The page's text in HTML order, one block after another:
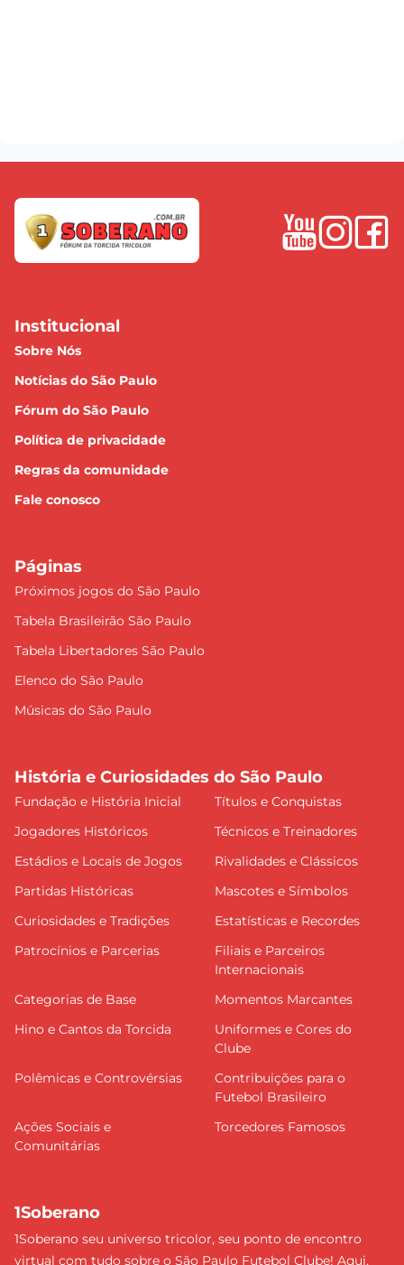
Institucional
Sobre Nós
Notícias do São Paulo
Fórum do São Paulo
Política de privacidade
Regras da comunidade
Fale conosco
Páginas
Próximos jogos do São Paulo
Tabela Brasileirão São Paulo
Tabela Libertadores São Paulo
Elenco do São Paulo
Músicas do São Paulo
História e Curiosidades do São Paulo
Fundação e História Inicial
Títulos e Conquistas
Jogadores Históricos
Técnicos e Treinadores
Estádios e Locais de Jogos
Rivalidades e Clássicos
Partidas Históricas
Mascotes e Símbolos
Curiosidades e Tradições
Estatísticas e Recordes
Patrocínios e Parcerias
Filiais e Parceiros
Internacionais
Categorias de Base
Momentos Marcantes
Hino e Cantos da Torcida
Uniformes e Cores do
Clube
Polêmicas e Controvérsias
Contribuições para o
Futebol Brasileiro
Ações Sociais e
Comunitárias
Torcedores Famosos
1Soberano
1Soberano seu universo tricolor, seu ponto de encontro
virtual com tudo sobre o São Paulo Futebol Clube! Aqui,